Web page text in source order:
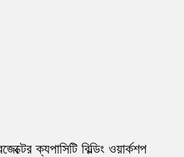
ক্যপাসিটি বিল্ডিং ওয়ার্কশপ